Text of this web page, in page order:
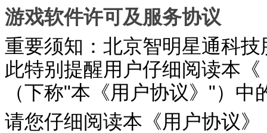
游戏软件许可及服务协议
重要须知：北京智明星通科
此特别提醒用户仔细阅读本《
（下称"本《用户协议》 "）中
请您仔细阅读本《用户协议